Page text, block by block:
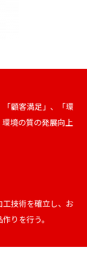
顧客満足」、「環
境の質の発展向上
技術を確立し、お
りを行う。